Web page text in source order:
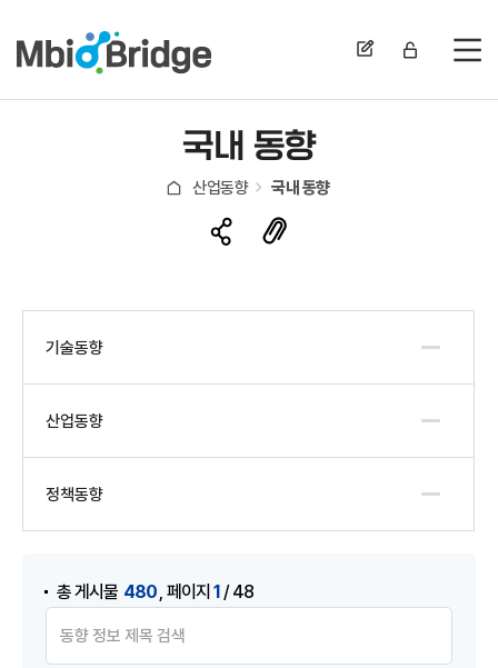
전
국내 동향
산업동향 국내 동향
기술동향
산업동향
정책동향
총 게시물 480 ,페이지1/ 48